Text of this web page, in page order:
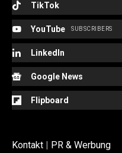
TikTok
YouTube SUBSCRIBERS
LinkedIn
Google News
Flipboard
Kontakt | PR & Werbung